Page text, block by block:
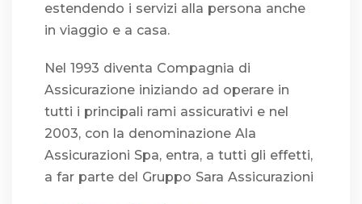
estendendo i servizi alla persona anche
in viaggio e a casa.
Nel 1993 diventa Compagnia di
Assicurazione iniziando ad operare in
tutti i principali rami assicurativi e nel
2003, con la denominazione Ala
Assicurazioni Spa, entra, a tutti gli effetti,
a far parte del Gruppo Sara Assicurazioni